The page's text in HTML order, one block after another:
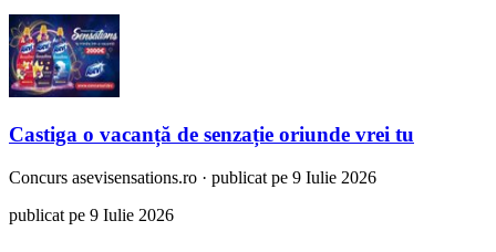
Castiga o vacanță de senzație oriunde vrei tu
Concurs asevisensations.ro · publicat pe 9 Iulie 2026
publicat pe 9 Iulie 2026